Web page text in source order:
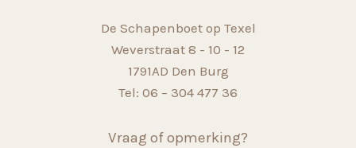
De Schapenboet op Texel
Weverstraat 8 - 10 - 12
1791AD Den Burg
Tel: 06 – 304 477 36
Vraag of opmerking?